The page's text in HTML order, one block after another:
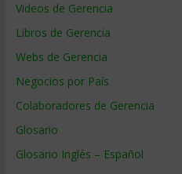
Videos de Gerencia
Libros de Gerencia
Webs de Gerencia
Negocios por País
Colaboradores de Gerencia
Glosario
Glosario Inglés – Español